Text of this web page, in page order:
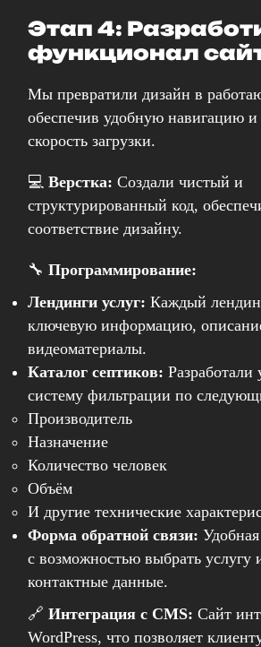
КАЛЬКУЛЯТОР
ПОРТФОЛИО
АКЦИИ И СКИДКИ
БЛАГОДАРНОСТИ
ВАКАНСИИ
КОНТАКТЫ
БЛОГ (НОВОСТИ)
Этап 4:
функционал
Мы превратили дизайн в
обеспечив удобную навигацию
скорость загрузки.
💻 Верстка: Создали чистый и
структурированный код,
соответствие дизайну.
🔧 Программирование:
Лендинги услуг: Каждый
ключевую информацию,
видеоматериалы.
Каталог септиков: Разработали
систему фильтрации по
Производитель
Назначение
Количество человек
Объём
И другие технические
Форма обратной связи:
с возможностью выбрать услугу
контактные данные.
🔗 Интеграция с CMS: Сайт
WordPress, что позволяет